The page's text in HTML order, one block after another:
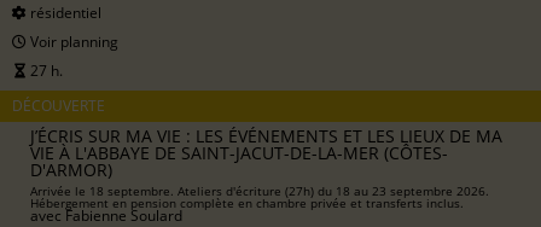
résidentiel
Voir planning
27 h.
DÉCOUVERTE
J’ÉCRIS SUR MA VIE : LES ÉVÉNEMENTS ET LES LIEUX DE MA
VIE À L'ABBAYE DE SAINT-JACUT-DE-LA-MER (CÔTES-
D'ARMOR)
Arrivée le 18 septembre. Ateliers d'écriture (27h) du 18 au 23 septembre 2026.
Hébergement en pension complète en chambre privée et transferts inclus.
avec Fabienne Soulard